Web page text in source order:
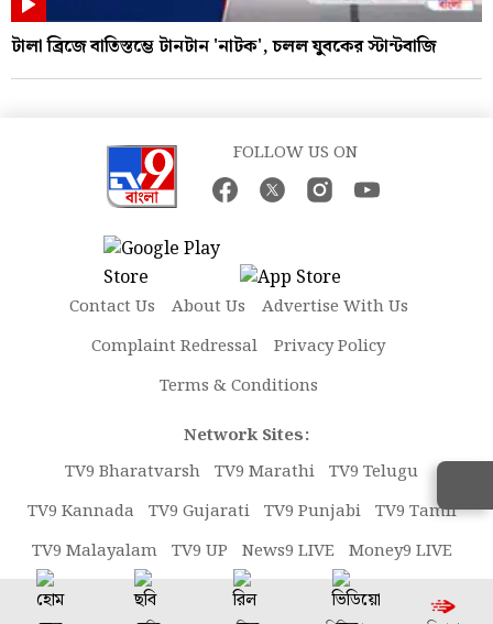
টালা ব্রিজে বাতিস্তম্ভে টানটান 'নাটক', চলল যুবকের স্টান্টবাজি
FOLLOW US ON
Contact Us About Us
Advertise With Us
Complaint Redressal
Privacy Policy
Terms & Conditions
Network Sites:
TV9 Bharatvarsh TV9 Marathi TV9 Telugu
TV9 Kannada TV9 Gujarati TV9 Punjabi TV9 Tamil
TV9 Malayalam TV9 UP News9 LIVE Money9 LIVE
Copyright © 2026 TV9 Bangla. All rights reserved.